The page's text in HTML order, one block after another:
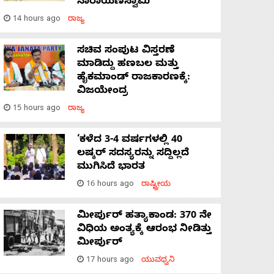
14 hours ago ರಾಜ್ಯ
ಸಚಿವ ಸಂಪುಟ ವಿಸ್ತರಣೆ
ಮಾಡಿದ್ದು ಹಣಬಲ ಮತ್ತು
ಹೈಕಮಾಂಡ್ ರಾಜಕಾರಣಕ್ಕೆ:
ವಿಜಯೇಂದ್ರ
15 hours ago ರಾಜ್ಯ
‘ಕಳೆದ 3-4 ವರ್ಷಗಳಲ್ಲಿ 40
ಲಷ್ಕರ್ ಸದಸ್ಯರನ್ನು ಸದ್ದಿಲ್ಲದೆ
ಮುಗಿಸಿದೆ ಭಾರತ
16 hours ago ರಾಷ್ಟ್ರೀಯ
ಮೀರ್ಪುರ್ ಹತ್ಯಾಕಾಂಡ: 370 ನೇ
ವಿಧಿಯ ಅಂತ್ಯಕ್ಕೆ ಆರಂಭ ನೀಡಿತ್ತು
ಮೀರ್ಪುರ್
17 hours ago ಯುವಧ್ವನಿ